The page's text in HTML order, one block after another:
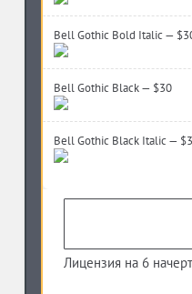
Bell Gothic Bold Italic —
Bell Gothic Black — $30
Bell Gothic Black Italic —
Лицензия на 6